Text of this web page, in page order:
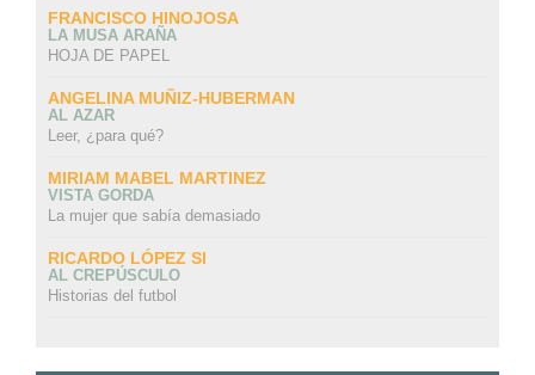
FRANCISCO HINOJOSA
LA MUSA ARAÑA
HOJA DE PAPEL
ANGELINA MUÑIZ-HUBERMAN
AL AZAR
Leer, ¿para qué?
MIRIAM MABEL MARTINEZ
VISTA GORDA
La mujer que sabía demasiado
RICARDO LÓPEZ SI
AL CREPÚSCULO
Historias del futbol